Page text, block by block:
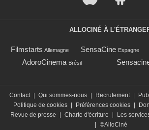
ALLOCINÉ À
Filmstarts Allemagne SensaCine Espagne
AdoroCinema Brésil
Contact Qui sommes-nous Recrutement
Politique de cookies
Préférences cookies
Revue de presse
Charte d'écriture Les
©AlloCiné